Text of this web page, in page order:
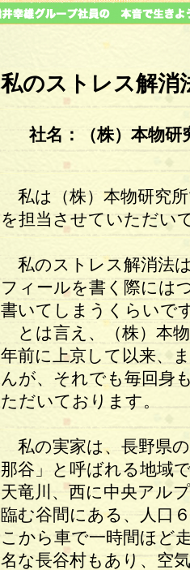
私のストレス解消
社名：（株）本物
私は（株）本物研究
を担当させていただい
私のストレス解消法
フィールを書く際には
書いてしまうくらいで
とは言え、（株）本
年前に上京して以来、
んが、それでも毎回身
ただいております。
私の実家は、長野県
那谷」と呼ばれる地域
天竜川、西に中央アル
臨む谷間にある、人口
こから車で一時間ほど
名な長谷村もあり、空